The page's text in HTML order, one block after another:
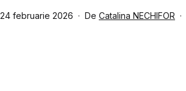
Publicat
24 februarie 2026 De Catalina NECHIFOR